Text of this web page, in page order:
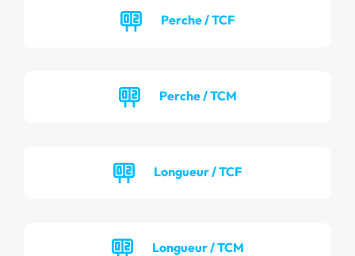
Perche / TCF
Perche / TCM
Longueur / TCF
Longueur / TCM